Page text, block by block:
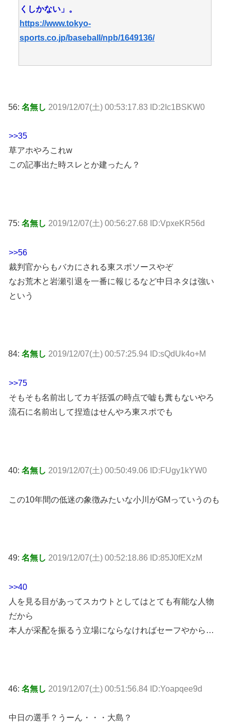
くしかない」。
https://www.tokyo-
sports.co.jp/baseball/npb/1649136/
56: 名無し 2019/12/07(土) 00:53:17.83 ID:2Ic1BSKW0
>>35
草アホやろこれw
この記事出た時スレとか建ったん？
75: 名無し 2019/12/07(土) 00:56:27.68 ID:VpxeKR56d
>>56
裁判官からもバカにされる東スポソースやぞ
なお荒木と岩瀬引退を一番に報じるなど中日ネタは強い
という
84: 名無し 2019/12/07(土) 00:57:25.94 ID:sQdUk4o+M
>>75
そもそも名前出してカギ括弧の時点で嘘も糞もないやろ
流石に名前出して捏造はせんやろ東スポでも
40: 名無し 2019/12/07(土) 00:50:49.06 ID:FUgy1kYW0
この10年間の低迷の象徴みたいな小川がGMっていうのも
49: 名無し 2019/12/07(土) 00:52:18.86 ID:85J0fEXzM
>>40
人を見る目があってスカウトとしてはとても有能な人物
だから
本人が采配を振るう立場にならなければセーフやから…
46: 名無し 2019/12/07(土) 00:51:56.84 ID:Yoapqee9d
中日の選手？うーん・・・大島？